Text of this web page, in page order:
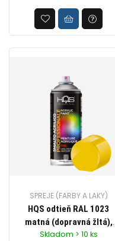
SPREJE (FARBY A LAKY)
HQS odtieň RAL 1023
matná (dopravná žltá),
Akrylová farba v spreji pre
Skladom > 10 ks